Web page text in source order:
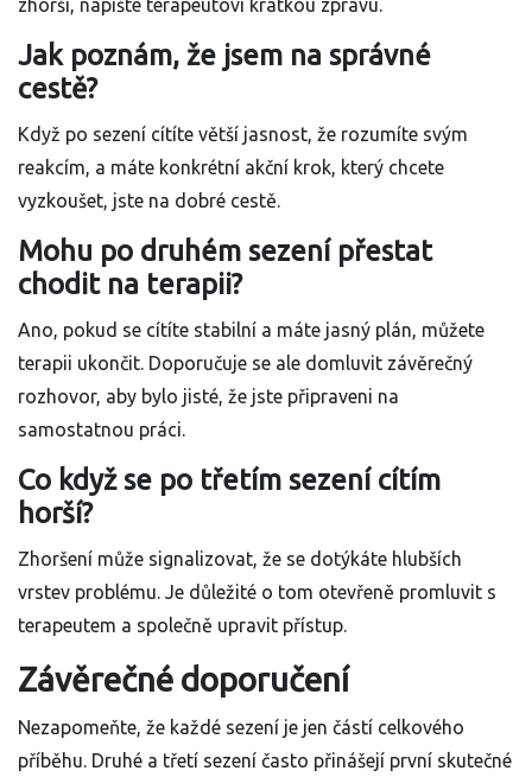
zhorší, napište terapeutovi krátkou zprávu.
Jak poznám, že jsem na správné
cestě?
Když po sezení cítíte větší jasnost, že rozumíte svým
reakcím, a máte konkrétní akční krok, který chcete
vyzkoušet, jste na dobré cestě.
Mohu po druhém sezení přestat
chodit na terapii?
Ano, pokud se cítíte stabilní a máte jasný plán, můžete
terapii ukončit. Doporučuje se ale domluvit závěrečný
rozhovor, aby bylo jisté, že jste připraveni na
samostatnou práci.
Co když se po třetím sezení cítím
horší?
Zhoršení může signalizovat, že se dotýkáte hlubších
vrstev problému. Je důležité o tom otevřeně promluvit s
terapeutem a společně upravit přístup.
Závěrečné doporučení
Nezapomeňte, že každé sezení je jen částí celkového
příběhu. Druhé a třetí sezení často přinášejí první skutečné